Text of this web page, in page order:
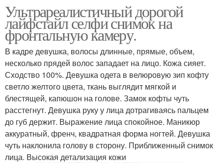
Ультрареалистичный дорогой
лайфстайл селфи снимок на
фронтальную камеру.
В кадре девушка, волосы длинные, прямые, объем,
несколько прядей волос западает на лицо. Кожа сияет.
Сходство 100%. Девушка одета в велюровую зип кофту
светло желтого цвета, ткань выглядит мягкой и
блестящей, капюшон на голове. Замок кофты чуть
расстегнут. Девушка руку у лица дотрагиваясь пальцем
до губ держит. Выражение лица спокойное. Маникюр
аккуратный, френч, квадратная форма ногтей. Девушка
чуть наклонила голову в сторону. Приближенный снимок
лица. Высокая детализация кожи